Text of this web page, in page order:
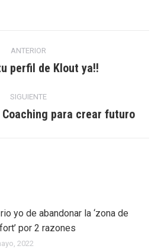
ANTERIOR
Entrada
perfil de Klout ya!!
SIGUIENTE
Entrada
Coaching para crear futuro
yo de abandonar la ‘zona de
por 2 razones
2022